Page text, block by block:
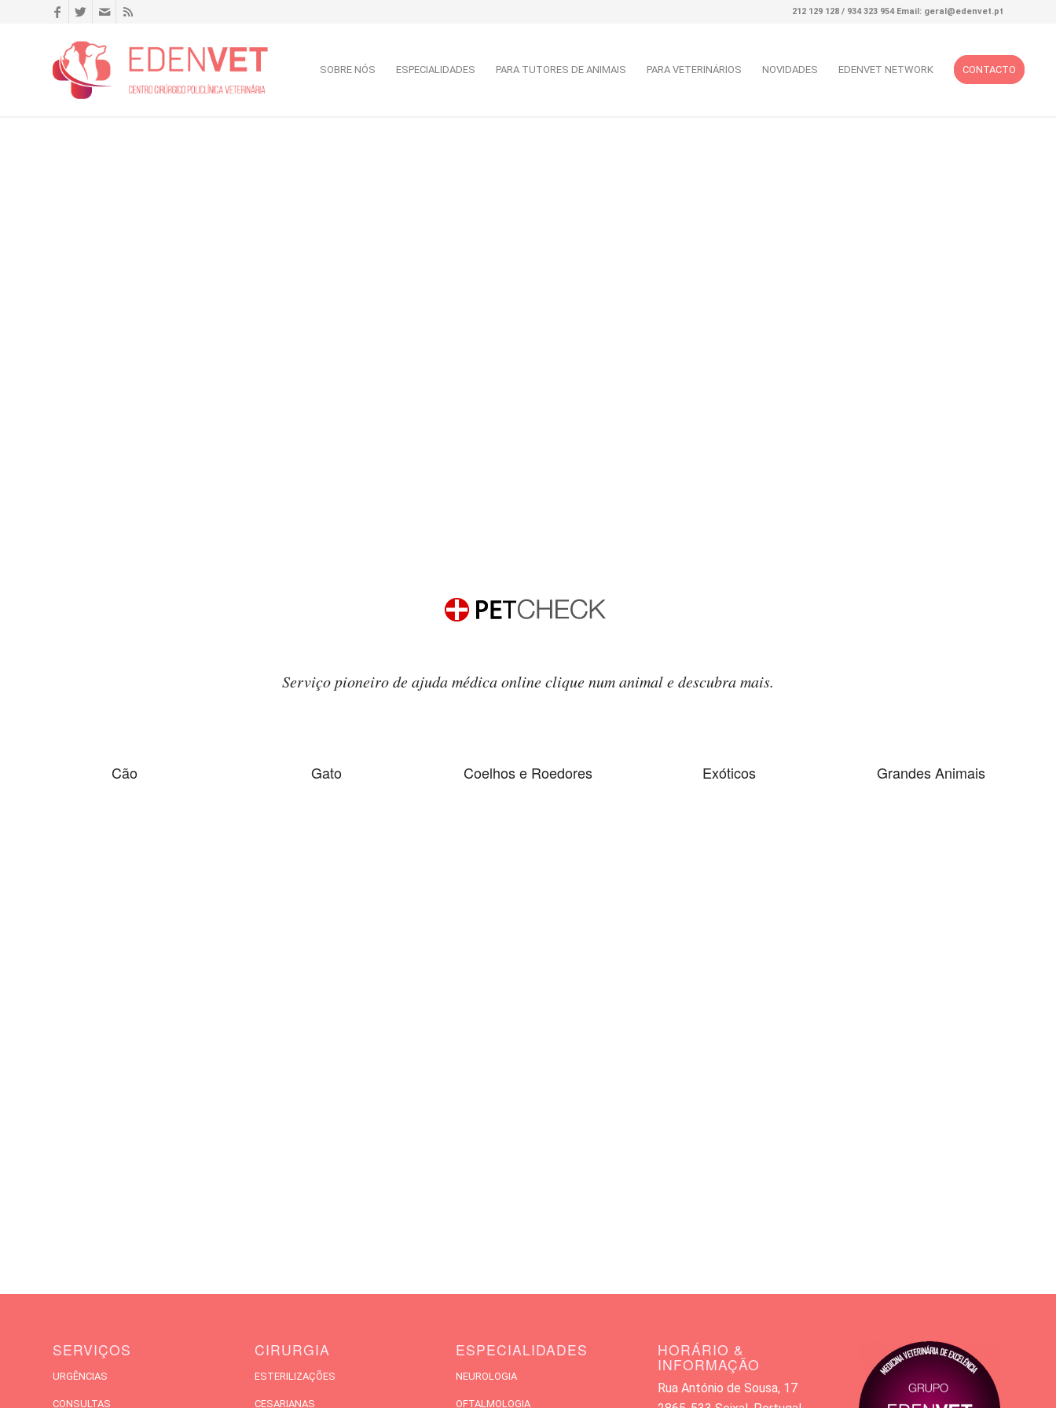
212 129 128 / 934 323 954 Email: geral@edenvet.pt
SOBRE NÓS ESPECIALIDADES PARA TUTORES DE ANIMAIS PARA VETERINÁRIOS NOVIDADES EDENVET NETWORK CONTACTO
Serviço pioneiro de ajuda médica online clique num animal e descubra mais.
Cão Gato Coelhos e Roedores Exóticos Grandes Animais
SERVIÇOS
URGÊNCIAS
CONSULTAS
CIRURGIA
ESTERILIZAÇÕES
CESARIANAS
ESPECIALIDADES
NEUROLOGIA
OFTALMOLOGIA
HORÁRIO &
INFORMAÇÃO
Rua António de Sousa, 17